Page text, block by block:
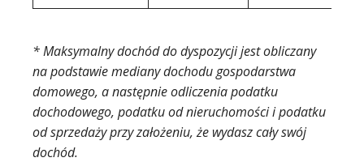
* Maksymalny dochód do dyspozycji jest obliczany
na podstawie mediany dochodu gospodarstwa
domowego, a następnie odliczenia podatku
dochodowego, podatku od nieruchomości i podatku
od sprzedaży przy założeniu, że wydasz cały swój
dochód.